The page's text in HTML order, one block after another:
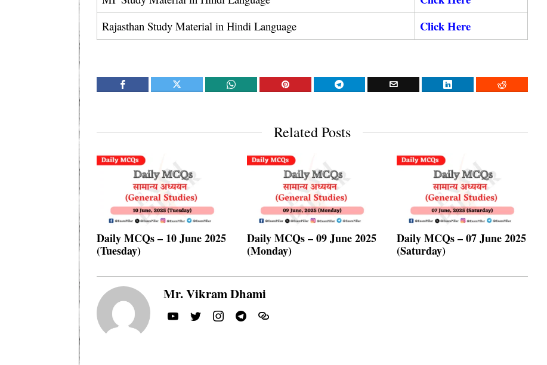
Rajasthan Study Material in Hindi Language Click Here
Related Posts
Daily MCQs – 10 June 2025
(Tuesday)
Daily MCQs – 09 June 2025
(Monday)
Daily MCQs – 07 June 2025
(Saturday)
Mr. Vikram Dhami